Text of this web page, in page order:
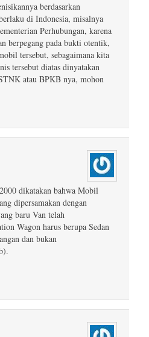
berdasarkan
di Indonesia, misalnya
Perhubungan, karena
berpegang pada bukti otentik,
tersebut, sebagaimana kita
tersebut diatas dinyatakan
atau BPKB nya, mohon
dikatakan bahwa Mobil
dipersamakan dengan
baru Van telah
Wagon harus berupa Sedan
dan bukan